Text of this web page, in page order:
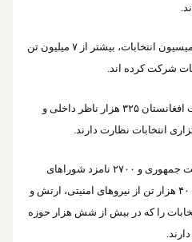
به گفتۀ یوسف نورستانی رییس کمیسیون انتخابات، بیشتر از ۷ میلیون تن
شرکت کرده اند.
به گفتۀ کمیسیون مستقل انتخابات افغانستان ۳۲۵ هزار ناظر داخلی و
انتخابات نظارت دارند.
در این انتخابات هشت نامزد ریاست جمهوری و ۲۷۰۰ نامزد شوراهای
ولایتی رقابت می‌کنند و نزدیک به ۴۰۰ هزار تن از نیروهای امنیتی، ارتش و
را که در بیش از شش هزار حوزه